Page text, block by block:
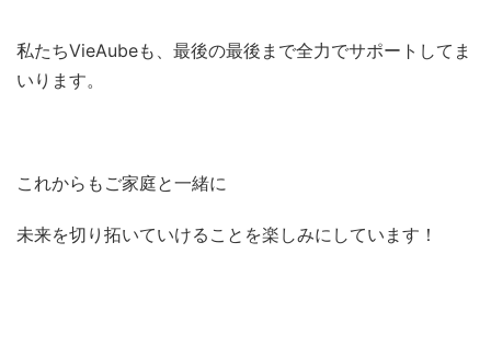
私たちVieAubeも、最後の最後まで全力でサポートしてま
いります。
これからもご家庭と一緒に
未来を切り拓いていけることを楽しみにしています！